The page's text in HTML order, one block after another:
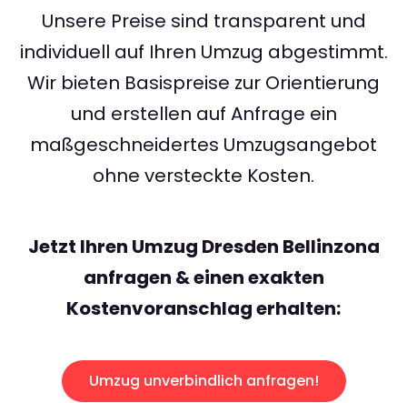
Unsere Preise sind transparent und
individuell auf Ihren Umzug abgestimmt.
Wir bieten Basispreise zur Orientierung
und erstellen auf Anfrage ein
maßgeschneidertes Umzugsangebot
ohne versteckte Kosten.
Jetzt Ihren Umzug Dresden Bellinzona
anfragen & einen exakten
Kostenvoranschlag erhalten:
Umzug unverbindlich anfragen!